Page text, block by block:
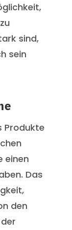
sind,
sein
Produkte
einen
Das
den